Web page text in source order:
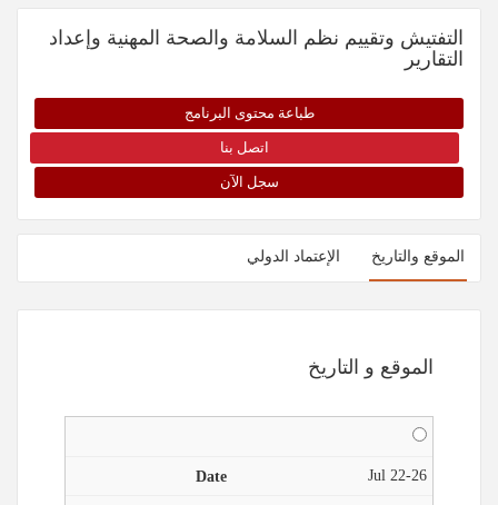
التفتيش وتقييم نظم السلامة والصحة المهنية وإعداد
التقارير
طباعة محتوى البرنامج
اتصل بنا
سجل الآن
الموقع والتاريخ الإعتماد الدولي
الموقع و التاريخ
22-26 Jul